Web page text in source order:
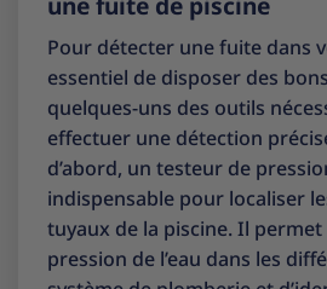
Pour détecter une fuite dans
essentiel de disposer des
quelques-uns des outils
effectuer une détection
d’abord, un testeur de
indispensable pour localiser
tuyaux de la piscine. Il
pression de l’eau dans les